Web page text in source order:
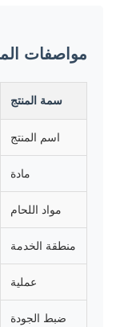
مواصفات
سمة المنتج
اسم المنتج
مادة
مواد اللحام
منطقة الخدمة
عملية
ضبط الجودة